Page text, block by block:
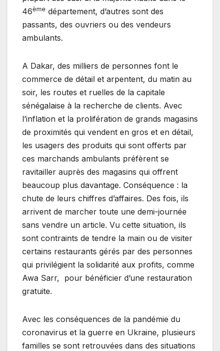
46ème département, d’autres sont des
passants, des ouvriers ou des vendeurs
ambulants.
A Dakar, des milliers de personnes font le
commerce de détail et arpentent, du matin au
soir, les routes et ruelles de la capitale
sénégalaise à la recherche de clients. Avec
l’inflation et la prolifération de grands magasins
de proximités qui vendent en gros et en détail,
les usagers des produits qui sont offerts par
ces marchands ambulants préfèrent se
ravitailler auprès des magasins qui offrent
beaucoup plus davantage. Conséquence : la
chute de leurs chiffres d’affaires. Des fois, ils
arrivent de marcher toute une demi-journée
sans vendre un article. Vu cette situation, ils
sont contraints de tendre la main ou de visiter
certains restaurants gérés par des personnes
qui privilégient la solidarité aux profits, comme
Awa Sarr, pour bénéficier d’une restauration
gratuite.
Avec les conséquences de la pandémie du
coronavirus et la guerre en Ukraine, plusieurs
familles se sont retrouvées dans des situations